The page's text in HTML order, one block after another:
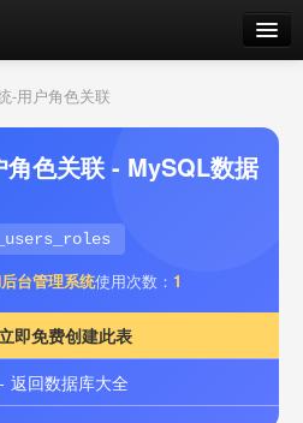
-用户角色关联
色关联 - MySQL数据
台管理系统使用次数： 1
即免费创建此表
返回数据库大全